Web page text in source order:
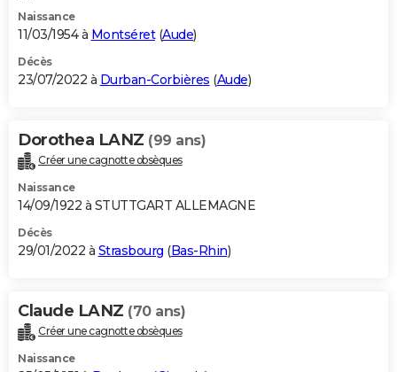
Naissance
11/03/1954 à Montséret(Aude)
Décès
23/07/2022 à Durban-Corbières (Aude)
Dorothea LANZ (99 ans)
Créer une cagnotte obsèques
Naissance
14/09/1922 à STUTTGART ALLEMAGNE
Décès
29/01/2022 à Strasbourg (Bas-Rhin)
Claude LANZ (70 ans)
Créer une cagnotte obsèques
Naissance